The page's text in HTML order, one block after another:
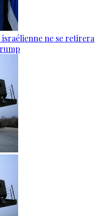
ne se retirera